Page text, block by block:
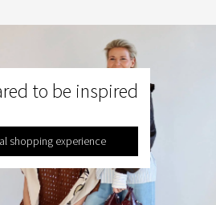
to be inspired
shopping experience